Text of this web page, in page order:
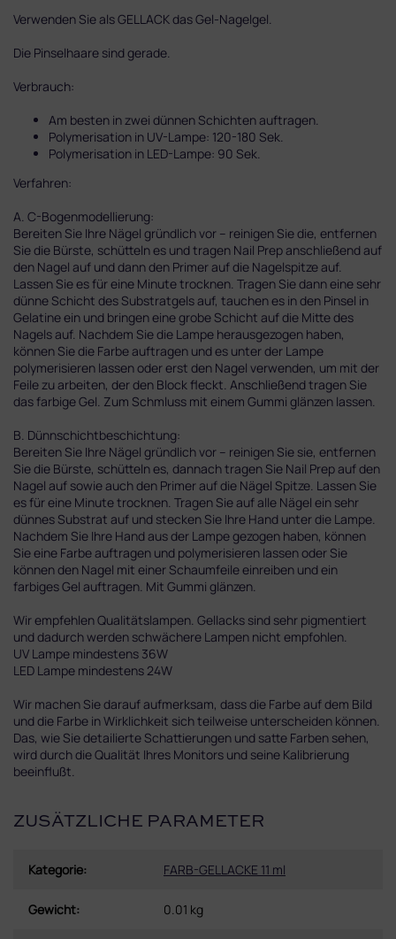
Verwenden Sie als GELLACK das Gel-Nagelgel.
Die Pinselhaare sind gerade.
Verbrauch:
Am besten in zwei dünnen Schichten auftragen.
Polymerisation in UV-Lampe: 120-180 Sek.
Polymerisation in LED-Lampe: 90 Sek.
Verfahren:
A. C-Bogenmodellierung:
Bereiten Sie Ihre Nägel gründlich vor – reinigen Sie die, entfernen
Sie die Bürste, schütteln es und tragen Nail Prep anschließend auf
den Nagel auf und dann den Primer auf die Nagelspitze auf.
Lassen Sie es für eine Minute trocknen. Tragen Sie dann eine sehr
dünne Schicht des Substratgels auf, tauchen es in den Pinsel in
Gelatine ein und bringen eine grobe Schicht auf die Mitte des
Nagels auf. Nachdem Sie die Lampe herausgezogen haben,
können Sie die Farbe auftragen und es unter der Lampe
polymerisieren lassen oder erst den Nagel verwenden, um mit der
Feile zu arbeiten, der den Block fleckt. Anschließend tragen Sie
das farbige Gel. Zum Schmluss mit einem Gummi glänzen lassen.
B. Dünnschichtbeschichtung:
Bereiten Sie Ihre Nägel gründlich vor – reinigen Sie sie, entfernen
Sie die Bürste, schütteln es, dannach tragen Sie Nail Prep auf den
Nagel auf sowie auch den Primer auf die Nägel Spitze. Lassen Sie
es für eine Minute trocknen. Tragen Sie auf alle Nägel ein sehr
dünnes Substrat auf und stecken Sie Ihre Hand unter die Lampe.
Nachdem Sie Ihre Hand aus der Lampe gezogen haben, können
Sie eine Farbe auftragen und polymerisieren lassen oder Sie
können den Nagel mit einer Schaumfeile einreiben und ein
farbiges Gel auftragen. Mit Gummi glänzen.
Wir empfehlen Qualitätslampen. Gellacks sind sehr pigmentiert
und dadurch werden schwächere Lampen nicht empfohlen.
UV Lampe mindestens 36W
LED Lampe mindestens 24W
Wir machen Sie darauf aufmerksam, dass die Farbe auf dem Bild
und die Farbe in Wirklichkeit sich teilweise unterscheiden können.
Das, wie Sie detailierte Schattierungen und satte Farben sehen,
wird durch die Qualität Ihres Monitors und seine Kalibrierung
beeinflußt.
ZUSÄTZLICHE PARAMETER
Kategorie: FARB-GELLACKE 11 ml
Gewicht: 0.01 kg